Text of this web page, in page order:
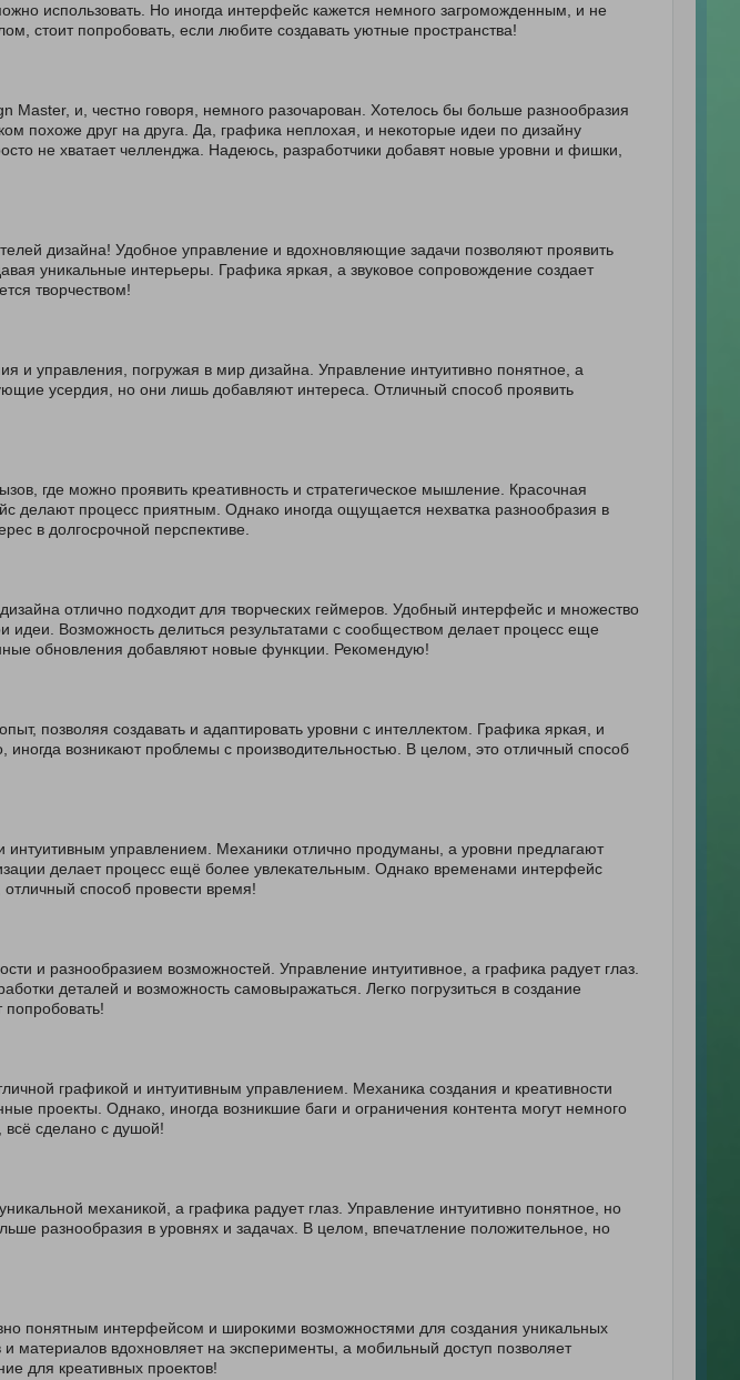
использовать. Но иногда интерфейс кажется немного загроможденным, и не
стоит попробовать, если любите создавать уютные пространства!
Master, и, честно говоря, немного разочарован. Хотелось бы больше разнообразия
похоже друг на друга. Да, графика неплохая, и некоторые идеи по дизайну
не хватает челленджа. Надеюсь, разработчики добавят новые уровни и фишки,
дизайна! Удобное управление и вдохновляющие задачи позволяют проявить
уникальные интерьеры. Графика яркая, а звуковое сопровождение создает
творчеством!
и управления, погружая в мир дизайна. Управление интуитивно понятное, а
усердия, но они лишь добавляют интереса. Отличный способ проявить
где можно проявить креативность и стратегическое мышление. Красочная
делают процесс приятным. Однако иногда ощущается нехватка разнообразия в
в долгосрочной перспективе.
отлично подходит для творческих геймеров. Удобный интерфейс и множество
идеи. Возможность делиться результатами с сообществом делает процесс еще
обновления добавляют новые функции. Рекомендую!
позволяя создавать и адаптировать уровни с интеллектом. Графика яркая, и
иногда возникают проблемы с производительностью. В целом, это отличный способ
интуитивным управлением. Механики отлично продуманы, а уровни предлагают
делает процесс ещё более увлекательным. Однако временами интерфейс
способ провести время!
и разнообразием возможностей. Управление интуитивное, а графика радует глаз.
деталей и возможность самовыражаться. Легко погрузиться в создание
попробовать!
графикой и интуитивным управлением. Механика создания и креативности
проекты. Однако, иногда возникшие баги и ограничения контента могут немного
сделано с душой!
механикой, а графика радует глаз. Управление интуитивно понятное, но
разнообразия в уровнях и задачах. В целом, впечатление положительное, но
понятным интерфейсом и широкими возможностями для создания уникальных
материалов вдохновляет на эксперименты, а мобильный доступ позволяет
для креативных проектов!